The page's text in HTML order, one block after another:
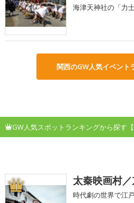
海津天神社の「力
関西のGW人気イベント
GW人気スポットランキングから探す【
1 太秦映画村
時代劇の世界で江